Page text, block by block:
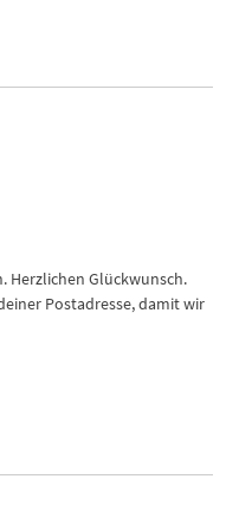
Herzlichen Glückwunsch.
Postadresse, damit wir